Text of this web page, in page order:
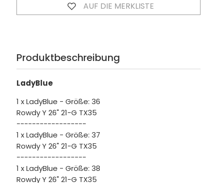
AUF DIE MERKLISTE
Produktbeschreibung
LadyBlue
1 x LadyBlue - Größe: 36
Rowdy Y 26" 21-G TX35
------------------
1 x LadyBlue - Größe: 37
Rowdy Y 26" 21-G TX35
------------------
1 x LadyBlue - Größe: 38
Rowdy Y 26" 21-G TX35